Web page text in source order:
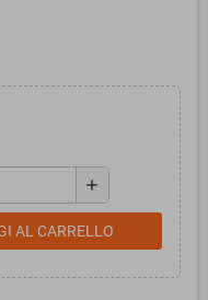
add
AL CARRELLO